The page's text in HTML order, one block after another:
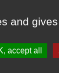
and
accept all